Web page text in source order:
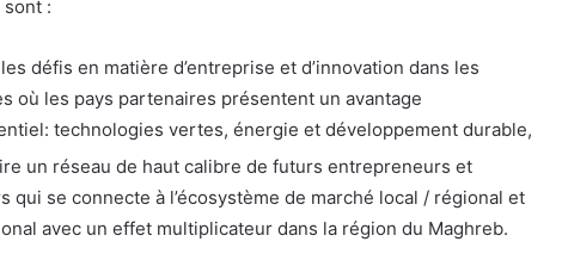
:
défis en matière d’entreprise et d’innovation dans les
où les pays partenaires présentent un avantage
technologies vertes, énergie et développement durable,
un réseau de haut calibre de futurs entrepreneurs et
qui se connecte à l’écosystème de marché local / régional et
avec un effet multiplicateur dans la région du Maghreb.